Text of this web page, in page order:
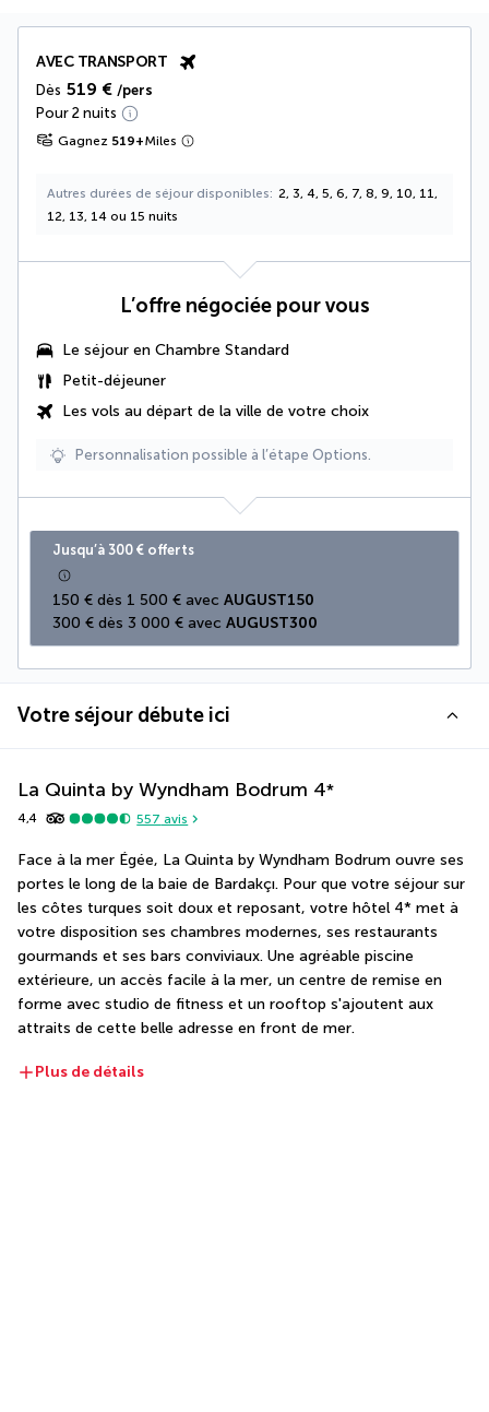
AVEC TRANSPORT
Dès 519 € /pers
Pour 2 nuits
Gagnez 519+Miles
Autres durées de séjour disponibles
2, 3, 4, 5, 6, 7, 8, 9, 10, 11,
12, 13, 14 ou 15 nuits
L’offre négociée pour vous
Le séjour en Chambre Standard
Petit-déjeuner
Les vols au départ de la ville de votre choix
Personnalisation possible à l’étape Options.
Jusqu’à 300 € offerts
150 € dès 1 500 € avec AUGUST150
300 € dès 3 000 € avec AUGUST300
Votre séjour débute ici
La Quinta by Wyndham Bodrum 4*
4,4 557 avis
Face à la mer Égée, La Quinta by Wyndham Bodrum ouvre ses
portes le long de la baie de Bardakçı. Pour que votre séjour sur
les côtes turques soit doux et reposant, votre hôtel 4* met à
votre disposition ses chambres modernes, ses restaurants
gourmands et ses bars conviviaux. Une agréable piscine
extérieure, un accès facile à la mer, un centre de remise en
forme avec studio de fitness et un rooftop s'ajoutent aux
attraits de cette belle adresse en front de mer.
Plus de détails